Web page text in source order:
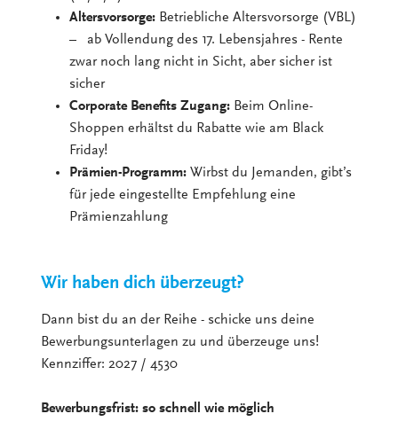
Altersvorsorge: Betriebliche Altersvorsorge (VBL)
– ab Vollendung des 17. Lebensjahres - Rente
zwar noch lang nicht in Sicht, aber sicher ist
sicher
Corporate Benefits Zugang: Beim Online-
Shoppen erhältst du Rabatte wie am Black
Friday!
Prämien-Programm: Wirbst du Jemanden, gibt’s
für jede eingestellte Empfehlung eine
Prämienzahlung
Wir haben dich überzeugt?
Dann bist du an der Reihe - schicke uns deine
Bewerbungsunterlagen zu und überzeuge uns!
Kennziffer: 2027 / 4530
Bewerbungsfrist: so schnell wie möglich